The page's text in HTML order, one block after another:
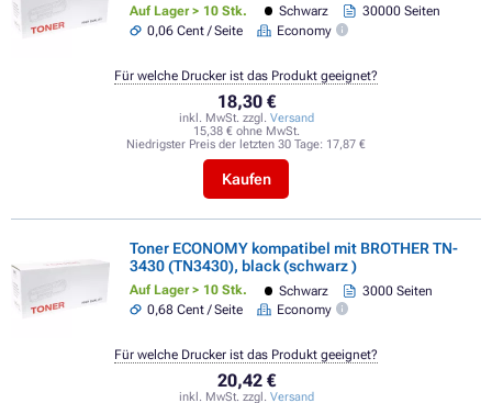
Auf Lager > 10 Stk. Schwarz
30000 Seiten
0,06 Cent / Seite
Economy
18,30 €
inkl. MwSt. zzgl. Versand
15,38 € ohne MwSt.
Niedrigster Preis der letzten 30 Tage: 17,87 €
Kaufen
Für welche Drucker ist das Produkt geeignet?
Toner ECONOMY kompatibel mit BROTHER TN-
3430 (TN3430), black (schwarz )
Auf Lager > 10 Stk. Schwarz
3000 Seiten
0,68 Cent / Seite
Economy
20,42 €
inkl. MwSt. zzgl. Versand
Für welche Drucker ist das Produkt geeignet?